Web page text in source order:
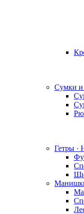
Сумки и
Гетры ·